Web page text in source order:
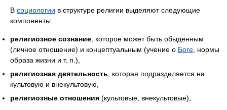
В социологии в структуре религии выделяют следующие
компоненты:
религиозное сознание , которое может быть обыденным
(личное отношение) и концептуальным (учение о Боге , нормы
образа жизни и т. п.),
религиозная деятельность , которая подразделяется на
культовую и внекультовую,
религиозные отношения (культовые, внекультовые),